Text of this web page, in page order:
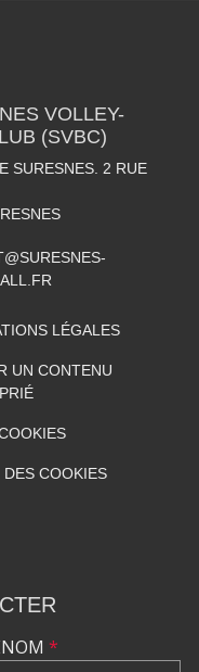
VOLLEY-
(SVBC)
SURESNES. 2 RUE
LÉGALES
UN CONTENU
COOKIES
*